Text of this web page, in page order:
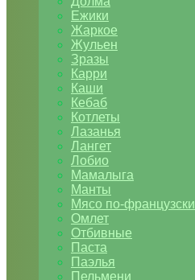
Ежики
Жаркое
Жульен
Зразы
Карри
Каши
Кебаб
Котлеты
Лазанья
Лангет
Лобио
Мамалыга
Манты
Мясо по-французски
Омлет
Отбивные
Паста
Паэлья
Пельмени